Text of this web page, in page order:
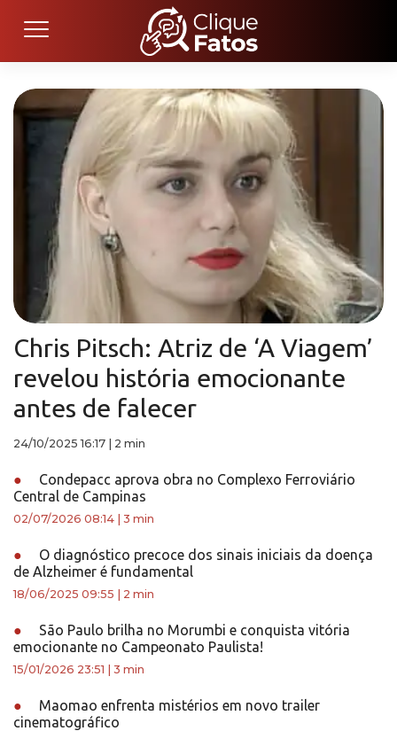
Chris Pitsch: Atriz de ‘A Viagem’
revelou história emocionante
antes de falecer
24/10/2025 16:17 2 min
●
Condepacc aprova obra no Complexo Ferroviário
Central de Campinas
02/07/2026 08:14 3 min
●
O diagnóstico precoce dos sinais iniciais da doença
de Alzheimer é fundamental
18/06/2025 09:55 2 min
●
São Paulo brilha no Morumbi e conquista vitória
emocionante no Campeonato Paulista!
15/01/2026 23:51 3 min
●
Maomao enfrenta mistérios em novo trailer
cinematográfico